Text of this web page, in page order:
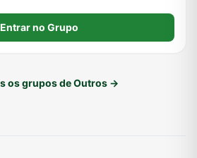
Entrar no Grupo
os grupos de Outros →